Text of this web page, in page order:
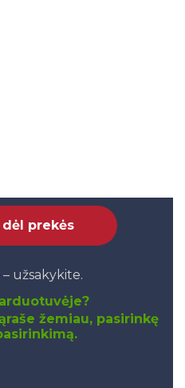
prekės
užsakykite.
žemiau, pasirinkę